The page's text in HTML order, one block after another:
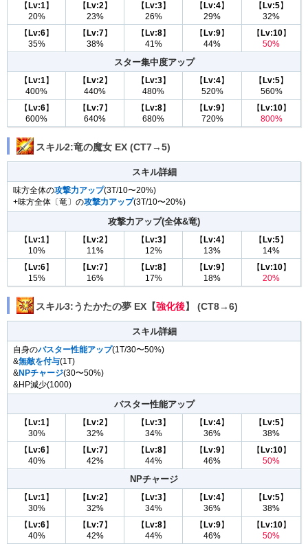
【 Lv:1】
20%
【 Lv:2】
23%
【 Lv:3】
26%
【 Lv:4】
29%
【 Lv:5】
32%
【 Lv:6】
35%
【 Lv:7】
38%
【 Lv:8】
41%
【 Lv:9】
44%
【 Lv:10】
50%
スター集中度アップ
【 Lv:1】
400%
【 Lv:2】
440%
【 Lv:3】
480%
【 Lv:4】
520%
【 Lv:5】
560%
【 Lv:6】
600%
【 Lv:7】
640%
【 Lv:8】
680%
【 Lv:9】
720%
【 Lv:10】
800%
スキル2:竜の魔女 EX (CT7→5)
スキル詳細
味方全体の攻撃力アップ(3T/10〜20%)
+味方全体〔竜〕の攻撃力アップ(3T/10〜20%)
攻撃力アップ(全体&竜)
【 Lv:1】
10%
【 Lv:2】
11%
【 Lv:3】
12%
【 Lv:4】
13%
【 Lv:5】
14%
【 Lv:6】
15%
【 Lv:7】
16%
【 Lv:8】
17%
【 Lv:9】
18%
【 Lv:10】
20%
スキル3:うたかたの夢 EX【強化後】 (CT8→6)
スキル詳細
自身のバスター性能アップ(1T/30〜50%)
&無敵を付与(1T)
&NPチャージ(30〜50%)
&HP減少(1000)
バスター性能アップ
【 Lv:1】
30%
【 Lv:2】
32%
【 Lv:3】
34%
【 Lv:4】
36%
【 Lv:5】
38%
【 Lv:6】
40%
【 Lv:7】
42%
【 Lv:8】
44%
【 Lv:9】
46%
【 Lv:10】
50%
NPチャージ
【 Lv:1】
30%
【 Lv:2】
32%
【 Lv:3】
34%
【 Lv:4】
36%
【 Lv:5】
38%
【 Lv:6】
40%
【 Lv:7】
42%
【 Lv:8】
44%
【 Lv:9】
46%
【 Lv:10】
50%